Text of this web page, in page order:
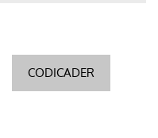
CODICADER